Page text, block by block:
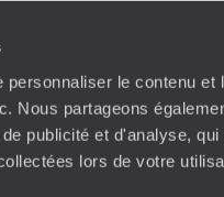
personnaliser le contenu
Nous partageons
publicité et d'analyse,
lors de votre
et de Cookies
CGU